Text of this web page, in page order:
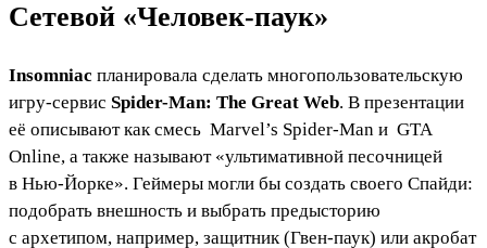
Сетевой «Человек-паук»
Insomniac планировала сделать многопользовательскую
игру-сервис Spider-Man: The Great Web. В презентации
её описывают как смесь Marvel’s Spider-Man и GTA
Online, а также называют «ультимативной песочницей
в Нью-Йорке». Геймеры могли бы создать своего Спайди:
подобрать внешность и выбрать предысторию
с архетипом, например, защитник (Гвен-паук) или акробат